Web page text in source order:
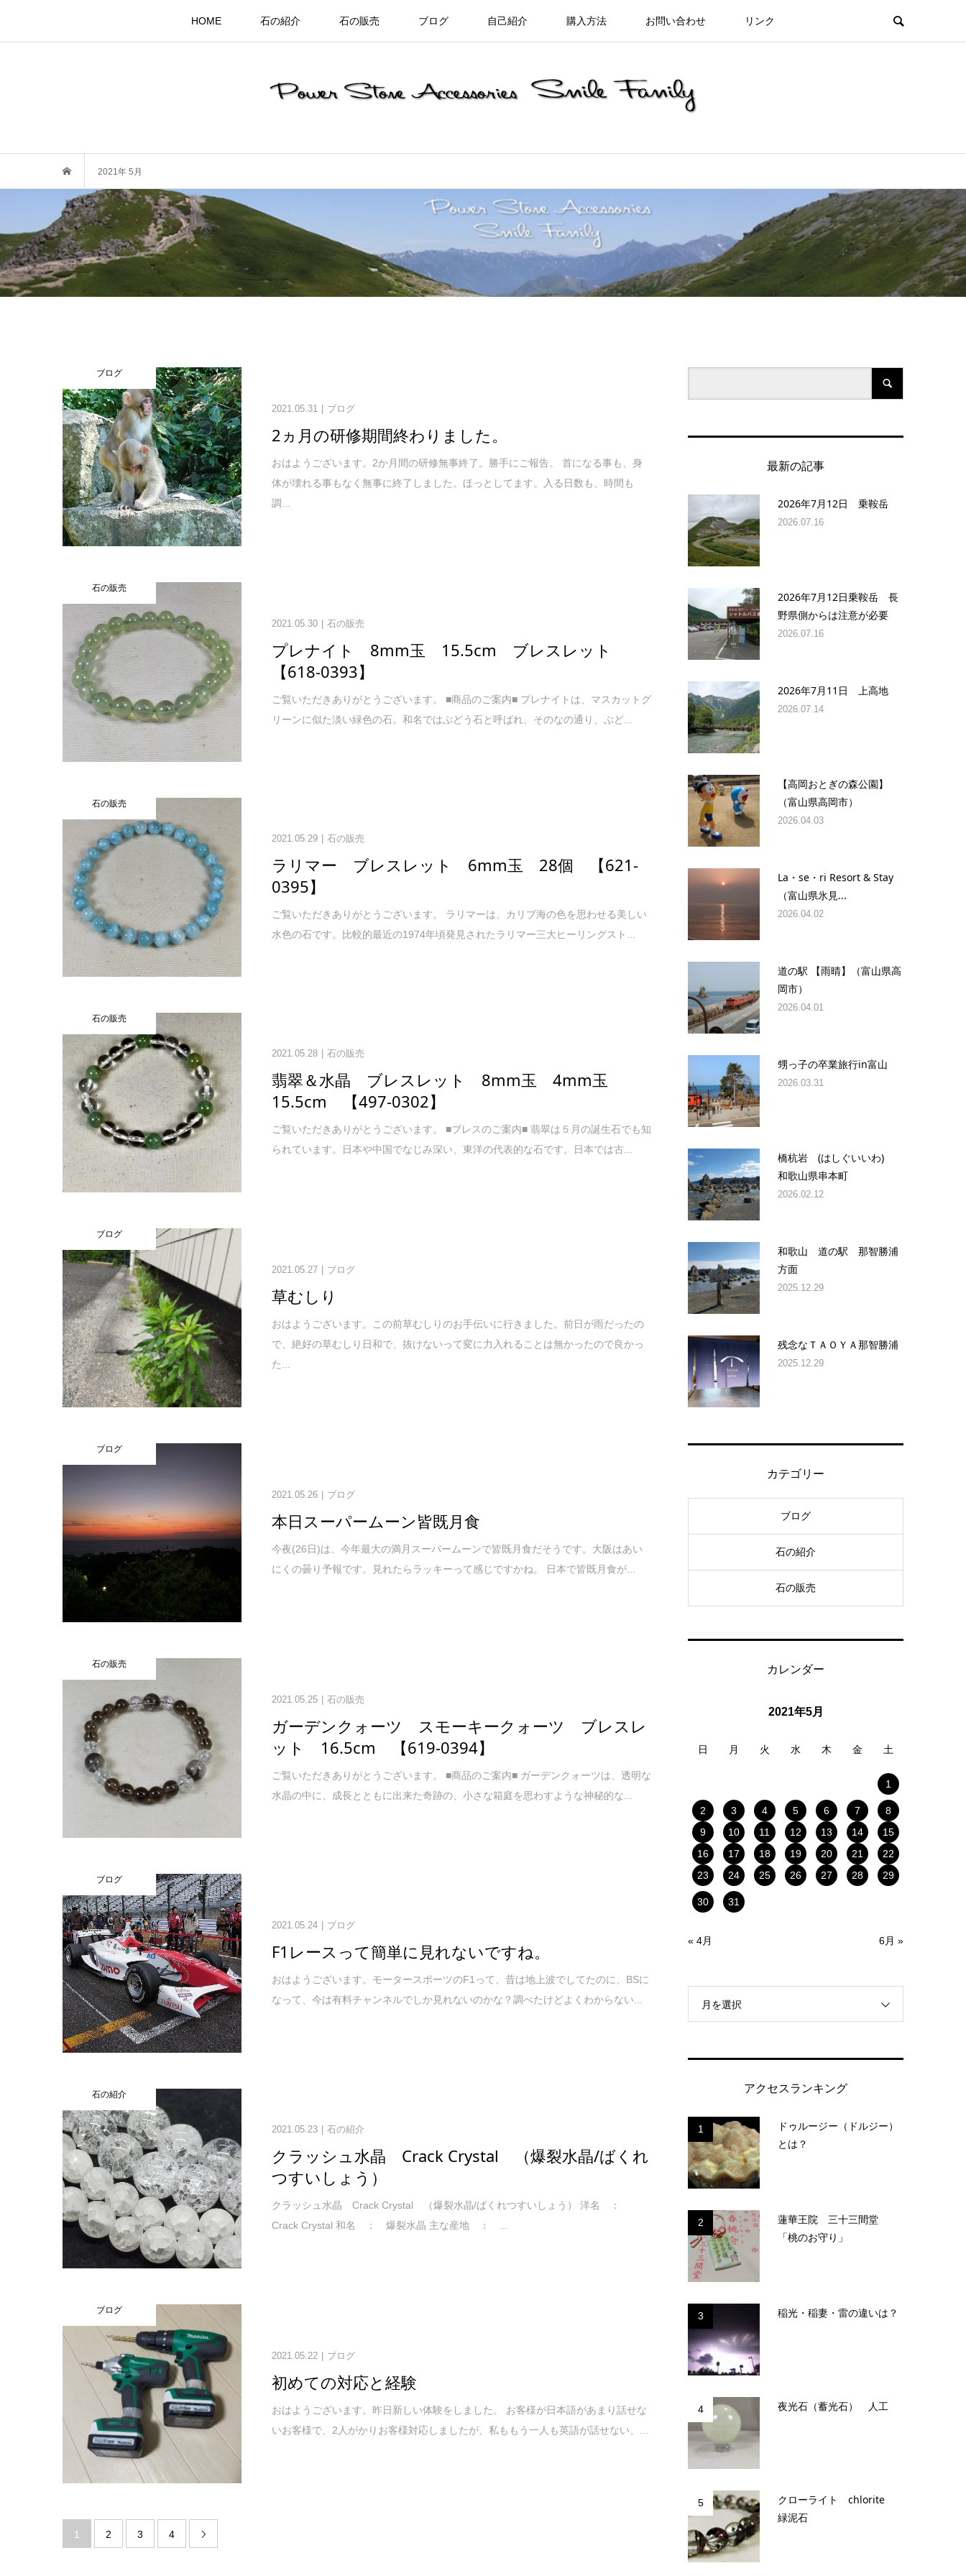
HOME 石の紹介 石の販売 ブログ 自己紹介 購入方法 お問い合わせ リンク
2021年 5月
ブログ
2021.05.31 ブログ
2ヵ月の研修期間終わりました。
おはようございます。2か月間の研修無事終了。勝手にご報告。 首になる事も、身
体が壊れる事もなく無事に終了しました。ほっとしてます。入る日数も、時間も
調...
石の販売
2021.05.30 石の販売
プレナイト 8mm玉 15.5cm ブレスレット
【618-0393】
ご覧いただきありがとうございます。 ■商品のご案内■ プレナイトは、マスカットグ
リーンに似た淡い緑色の石。和名ではぶどう石と呼ばれ、そのなの通り、ぶど...
石の販売
2021.05.29 石の販売
ラリマー ブレスレット 6mm玉 28個 【621-
0395】
ご覧いただきありがとうございます。 ラリマーは、カリブ海の色を思わせる美しい
水色の石です。比較的最近の1974年頃発見されたラリマー三大ヒーリングスト...
石の販売
2021.05.28 石の販売
翡翠＆水晶 ブレスレット 8mm玉 4mm玉
15.5cm 【497-0302】
ご覧いただきありがとうございます。 ■ブレスのご案内■ 翡翠は５月の誕生石でも知
られています。日本や中国でなじみ深い、東洋の代表的な石です。日本では古...
ブログ
2021.05.27 ブログ
草むしり
おはようございます。この前草むしりのお手伝いに行きました。前日が雨だったの
で、絶好の草むしり日和で、抜けないって変に力入れることは無かったので良かっ
た...
ブログ
2021.05.26 ブログ
本日スーパームーン皆既月食
今夜(26日)は、今年最大の満月スーパームーンで皆既月食だそうです。大阪はあい
にくの曇り予報です。見れたらラッキーって感じですかね。 日本で皆既月食が...
石の販売
2021.05.25 石の販売
ガーデンクォーツ スモーキークォーツ ブレスレ
ット 16.5cm 【619-0394】
ご覧いただきありがとうございます。 ■商品のご案内■ ガーデンクォーツは、透明な
水晶の中に、成長とともに出来た奇跡の、小さな箱庭を思わすような神秘的な...
ブログ
2021.05.24 ブログ
F1レースって簡単に見れないですね。
おはようございます。モータースポーツのF1って、昔は地上波でしてたのに、BSに
なって、今は有料チャンネルでしか見れないのかな？調べたけどよくわからない...
石の紹介
2021.05.23 石の紹介
クラッシュ水晶 Crack Crystal （爆裂水晶/ばくれ
つすいしょう）
クラッシュ水晶 Crack Crystal （爆裂水晶/ばくれつすいしょう） 洋名 ：
Crack Crystal 和名 ： 爆裂水晶 主な産地 ： ...
ブログ
2021.05.22 ブログ
初めての対応と経験
おはようございます。昨日新しい体験をしました。 お客様が日本語があまり話せな
いお客様で、2人がかりお客様対応しましたが、私ももう一人も英語が話せない、...
1 2 3 4 
最新の記事
2026年7月12日 乗鞍岳
2026.07.16
2026年7月12日乗鞍岳 長
野県側からは注意が必要
2026.07.16
2026年7月11日 上高地
2026.07.14
【高岡おとぎの森公園】
（富山県高岡市）
2026.04.03
La・se・ri Resort & Stay
（富山県氷見...
2026.04.02
道の駅 【雨晴】（富山県高
岡市）
2026.04.01
甥っ子の卒業旅行in富山
2026.03.31
橋杭岩 (はしぐいいわ)
和歌山県串本町
2026.02.12
和歌山 道の駅 那智勝浦
方面
2025.12.29
残念なＴＡＯＹＡ那智勝浦
2025.12.29
カテゴリー
ブログ
石の紹介
石の販売
カレンダー
2021年5月
日 月 火 水 木 金 土
1
2 3 4 5 6 7
8
9
10 11 12 13 14
15
16
17 18 19 20 21
22
23
24 25 26 27 28 29
30 31
« 4月 6月 »
月を選択
アクセスランキング
1
ドゥルージー（ドルジー）
とは？
2
蓮華王院 三十三間堂
「桃のお守り」
3 稲光・稲妻・雷の違いは？
4 夜光石（蓄光石） 人工
5
クローライト chlorite
緑泥石